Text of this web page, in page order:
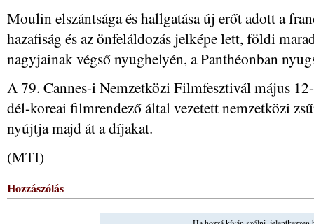
Moulin elszántsága és hallgatása új erőt adott a
hazafiság és az önfeláldozás jelképe lett, földi
nagyjainak végső nyughelyén, a Panthéonban
A 79. Cannes-i Nemzetközi Filmfesztivál május
dél-koreai filmrendező által vezetett nemzetközi
nyújtja majd át a díjakat.
(MTI)
Hozzászólás